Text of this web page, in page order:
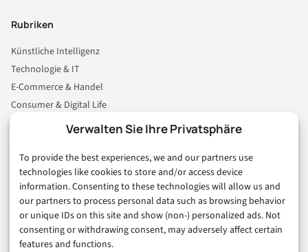
Verwalten Sie Ihre Privatsphäre
To provide the best experiences, we and our partners use
technologies like cookies to store and/or access device
information. Consenting to these technologies will allow us and
our partners to process personal data such as browsing behavior
or unique IDs on this site and show (non-) personalized ads. Not
consenting or withdrawing consent, may adversely affect certain
features and functions.
Rubriken
Künstliche Intelligenz
Technologie & IT
E-Commerce & Handel
Consumer & Digital Life
Business & Karriere
Sicherheit & Recht
Digitalisierung
Marketing
Magazin